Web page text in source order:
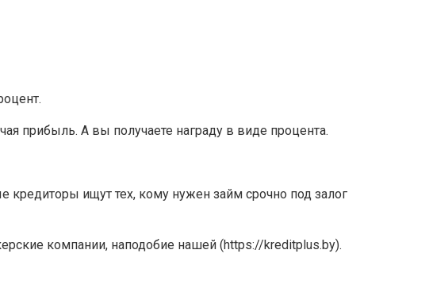
прибыль. А вы получаете награду в виде процента.
кредиторы ищут тех, кому нужен займ срочно под залог
компании, наподобие нашей (https://kreditplus.by).